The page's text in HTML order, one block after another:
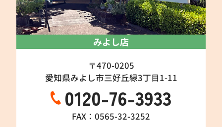
みよし店
〒470-0205
愛知県みよし市三好丘緑3丁目1-11
0120-76-3933
FAX：0565-32-3252